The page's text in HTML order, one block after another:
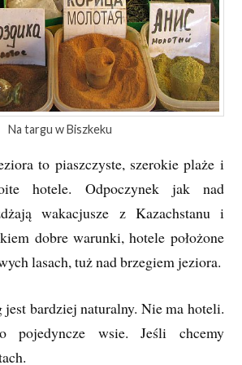
Na targu w Biszkeku
to piaszczyste, szerokie plaże i
hotele. Odpoczynek jak nad
wakacjusze z Kazachstanu i
dobre warunki, hotele położone
lasach, tuż nad brzegiem jeziora.
jest bardziej naturalny. Nie ma hoteli.
pojedyncze wsie. Jeśli chcemy